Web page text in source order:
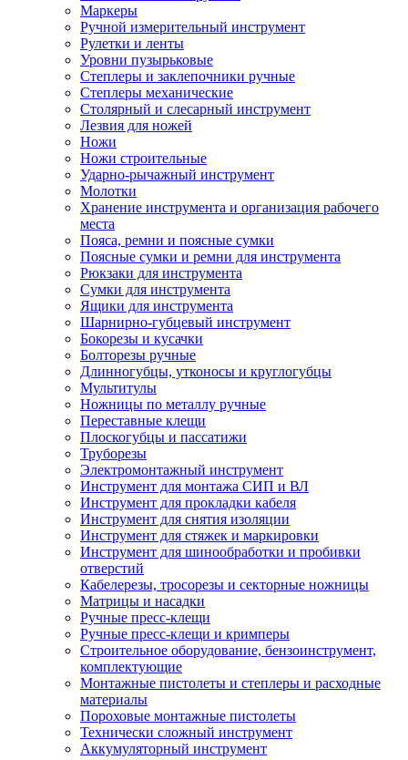
Маркеры
Ручной измерительный инструмент
Рулетки и ленты
Уровни пузырьковые
Степлеры и заклепочники ручные
Степлеры механические
Столярный и слесарный инструмент
Лезвия для ножей
Ножи
Ножи строительные
Ударно-рычажный инструмент
Молотки
Хранение инструмента и организация рабочего
места
Пояса, ремни и поясные сумки
Поясные сумки и ремни для инструмента
Рюкзаки для инструмента
Сумки для инструмента
Ящики для инструмента
Шарнирно-губцевый инструмент
Бокорезы и кусачки
Болторезы ручные
Длинногубцы, утконосы и круглогубцы
Мультитулы
Ножницы по металлу ручные
Переставные клещи
Плоскогубцы и пассатижи
Труборезы
Электромонтажный инструмент
Инструмент для монтажа СИП и ВЛ
Инструмент для прокладки кабеля
Инструмент для снятия изоляции
Инструмент для стяжек и маркировки
Инструмент для шинообработки и пробивки
отверстий
Кабелерезы, тросорезы и секторные ножницы
Матрицы и насадки
Ручные пресс-клещи
Ручные пресс-клещи и кримперы
Строительное оборудование, бензоинструмент,
комплектующие
Монтажные пистолеты и степлеры и расходные
материалы
Пороховые монтажные пистолеты
Технически сложный инструмент
Аккумуляторный инструмент